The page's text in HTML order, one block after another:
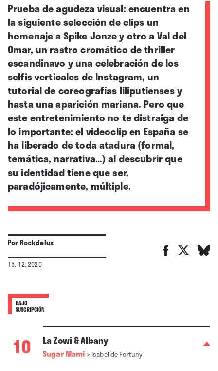
Prueba de agudeza visual: encuentra en
la siguiente selección de clips un
homenaje a Spike Jonze y otro a Val del
Omar, un rastro cromático de thriller
escandinavo y una celebración de los
selfis verticales de Instagram, un
tutorial de coreografías liliputienses y
hasta una aparición mariana. Pero que
este entretenimiento no te distraiga de
lo importante: el videoclip en España se
ha liberado de toda atadura (formal,
temática, narrativa…) al descubrir que
su identidad tiene que ser,
paradójicamente, múltiple.
PorRockdelux
15. 12. 2020
BAJO
SUSCRIPCIÓN
10 La Zowi & Albany
Sugar Mami > Isabel de Fortuny